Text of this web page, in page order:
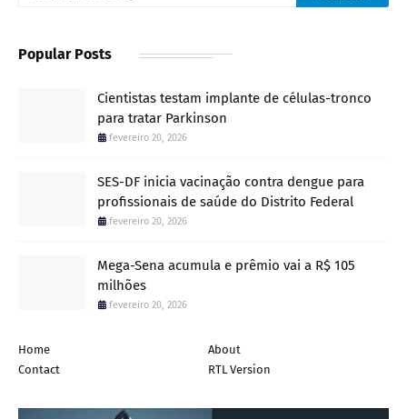
Popular Posts
Cientistas testam implante de células-tronco
para tratar Parkinson
fevereiro 20, 2026
SES-DF inicia vacinação contra dengue para
profissionais de saúde do Distrito Federal
fevereiro 20, 2026
Mega-Sena acumula e prêmio vai a R$ 105
milhões
fevereiro 20, 2026
Home
About
Contact
RTL Version